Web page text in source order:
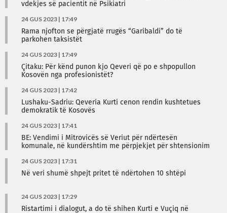
vdekjes së pacientit në Psikiatri
24 GUS 2023 | 17:49
Rama njofton se përgjatë rrugës “Garibaldi” do të
parkohen taksistët
24 GUS 2023 | 17:49
Çitaku: Për kënd punon kjo Qeveri që po e shpopullon
Kosovën nga profesionistët?
24 GUS 2023 | 17:42
Lushaku-Sadriu: Qeveria Kurti cenon rendin kushtetues
demokratik të Kosovës
24 GUS 2023 | 17:41
BE: Vendimi i Mitrovicës së Veriut për ndërtesën
komunale, në kundërshtim me përpjekjet për shtensionim
24 GUS 2023 | 17:31
Në veri shumë shpejt pritet të ndërtohen 10 shtëpi
24 GUS 2023 | 17:29
Ristartimi i dialogut, a do të shihen Kurti e Vuçiq në